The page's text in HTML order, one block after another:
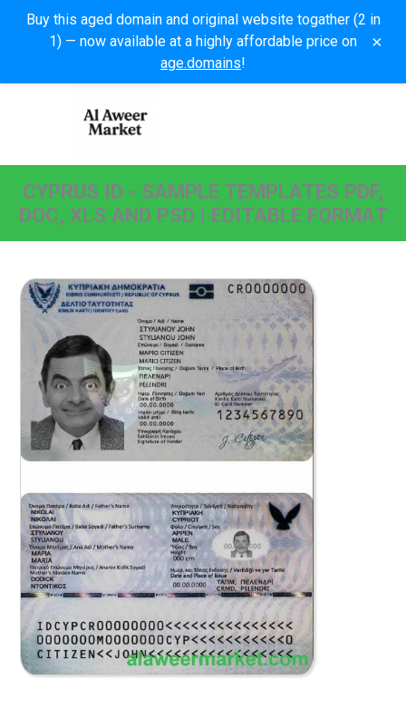
Buy this aged domain and original website togather (2 in
1) — now available at a highly affordable price on
age.domains!
×
CYPRUS ID - SAMPLE TEMPLATES PDF,
DOC, XLS AND PSD | EDITABLE FORMAT